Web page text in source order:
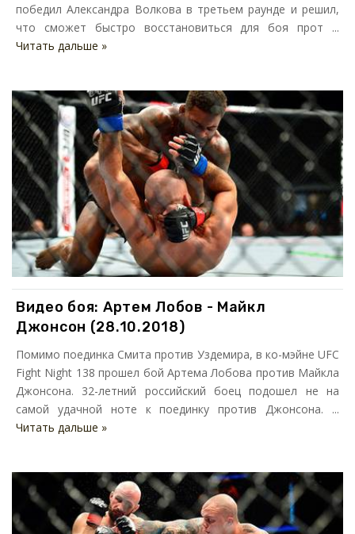
победил Александра Волкова в третьем раунде и решил,
что сможет быстро восстановиться для боя прот ...
Читать дальше »
Видео боя: Артем Лобов - Майкл
Джонсон (28.10.2018)
Помимо поединка Смита против Уздемира, в ко-мэйне UFC
Fight Night 138 прошел бой Артема Лобова против Майкла
Джонсона. 32-летний российский боец подошел не на
самой удачной ноте к поединку против Джонсона. ...
Читать дальше »